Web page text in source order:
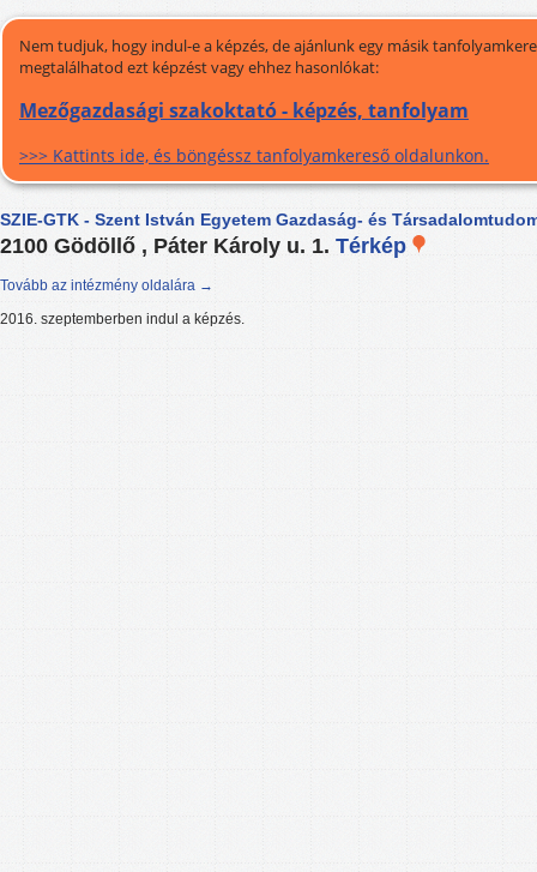
Nem tudjuk, hogy indul-e a képzés, de ajánlunk egy másik
megtalálhatod ezt képzést vagy ehhez hasonlókat:
Mezőgazdasági szakoktató - képzés, tanfolyam
>>> Kattints ide, és böngéssz tanfolyamkereső oldalunkon.
SZIE-GTK - Szent István Egyetem Gazdaság- és
2100 Gödöllő , Páter Károly u. 1. Térkép
Tovább az intézmény oldalára →
2016. szeptemberben indul a képzés.